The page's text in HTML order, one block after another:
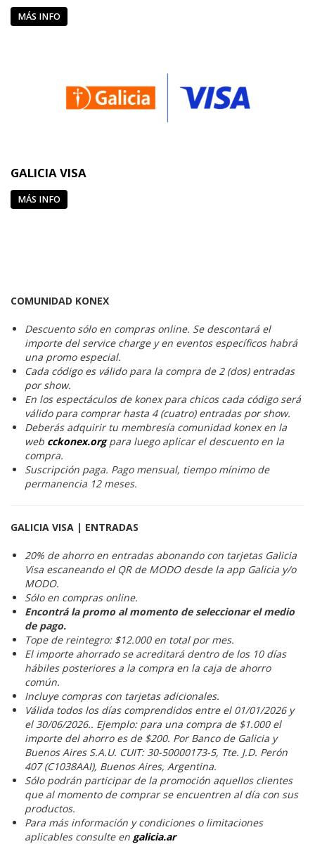
MÁS INFO
GALICIA VISA
MÁS INFO
COMUNIDAD KONEX
Descuento sólo en compras online. Se descontará el
importe del service charge y en eventos específicos habrá
una promo especial.
Cada código es válido para la compra de 2 (dos) entradas
por show.
En los espectáculos de konex para chicos cada código será
válido para comprar hasta 4 (cuatro) entradas por show.
Deberás adquirir tu membresía comunidad konex en la
web cckonex.org para luego aplicar el descuento en la
compra.
Suscripción paga. Pago mensual, tiempo mínimo de
permanencia 12 meses.
GALICIA VISA | ENTRADAS
20% de ahorro en entradas abonando con tarjetas Galicia
Visa escaneando el QR de MODO desde la app Galicia y/o
MODO.
Sólo en compras online.
Encontrá la promo al momento de seleccionar el medio
de pago.
Tope de reintegro: $12.000 en total por mes.
El importe ahorrado se acreditará dentro de los 10 días
hábiles posteriores a la compra en la caja de ahorro
común.
Incluye compras con tarjetas adicionales.
Válida todos los días comprendidos entre el 01/01/2026 y
el 30/06/2026.. Ejemplo: para una compra de $1.000 el
importe del ahorro es de $200. Por Banco de Galicia y
Buenos Aires S.A.U. CUIT: 30-50000173-5, Tte. J.D. Perón
407 (C1038AAI), Buenos Aires, Argentina.
Sólo podrán participar de la promoción aquellos clientes
que al momento de comprar se encuentren al día con sus
productos.
Para más información y condiciones o limitaciones
aplicables consulte en galicia.ar